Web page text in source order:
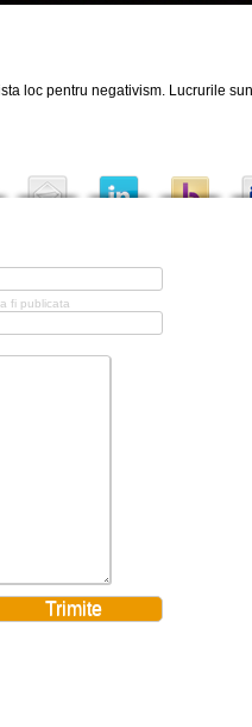
loc pentru negativism. Lucrurile
fi publicata